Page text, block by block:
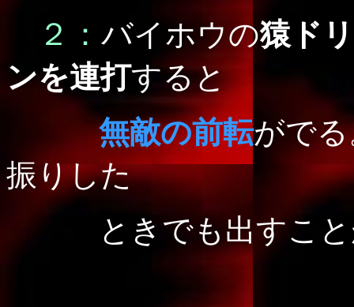
２： バイホウの猿ド
ンを連打すると
無敵の前転がで
振りした
ときでも出すこ